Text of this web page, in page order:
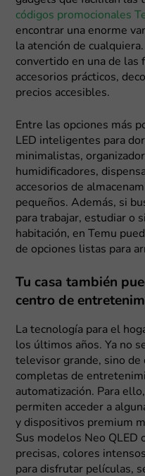
códigos promocionales
encontrar una enorme
la atención de
convertido en una de las
accesorios prácticos,
precios accesibles.
Entre las opciones más
LED inteligentes para
minimalistas,
humidificadores,
accesorios de
pequeños. Además, si
para trabajar, estudiar o
habitación, en Temu
de opciones listas para
Tu casa también
centro de
La tecnología para el
los últimos años. Ya no
televisor grande, sino de
completas de
automatización. Para
permiten acceder a
y dispositivos premium
Sus modelos Neo QLED
precisas, colores
para disfrutar películas,